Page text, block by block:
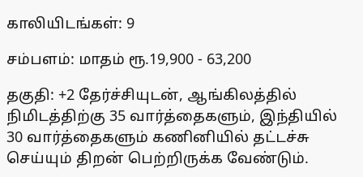
காலியிடங்கள்: 9
சம்பளம்: மாதம் ரூ.19,900 - 63,200
தகுதி: +2 தேர்ச்சியுடன், ஆங்கிலத்தில்
நிமிடத்திற்கு 35 வார்த்தைகளும், இந்தியில்
30 வார்த்தைகளும் கணினியில் தட்டச்சு
செய்யும் திறன் பெற்றிருக்க வேண்டும்.